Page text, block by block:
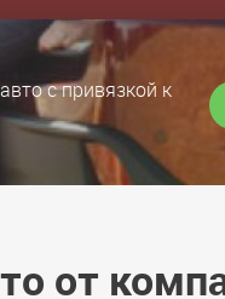
с привязкой к
от